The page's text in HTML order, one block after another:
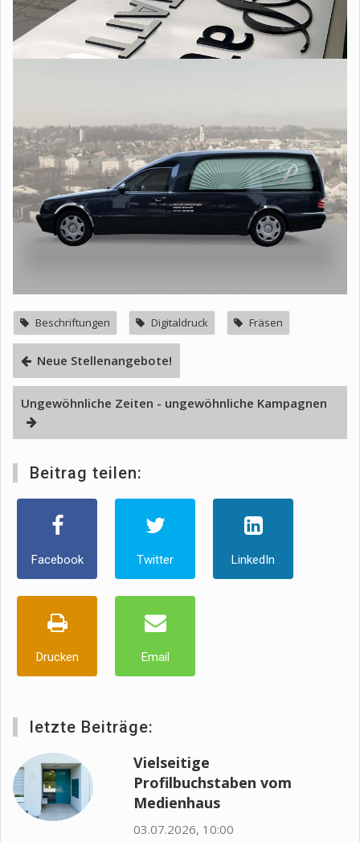
Beschriftungen Digitaldruck Fräsen
Neue Stellenangebote!
Ungewöhnliche Zeiten - ungewöhnliche Kampagnen
Beitrag teilen:
Facebook Twitter LinkedIn
Drucken Email
letzte Beiträge:
Vielseitige
Profilbuchstaben vom
Medienhaus
03.07.2026, 10:00